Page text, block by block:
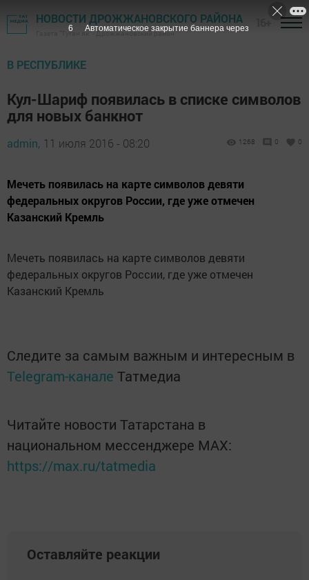
НОВОСТИ ДРОЖЖАНОВСКОГО РАЙОНА
Газета "Туган як" - Дрожжановский район
В РЕСПУБЛИКЕ
Кул-Шариф появилась в списке символов
для новых банкнот
admin, 11 июля 2016 - 08:20 1268 0 0
Мечеть появилась на карте символов девяти
федеральных округов России, где уже отмечен
Казанский Кремль
Мечеть появилась на карте символов девяти
федеральных округов России, где уже отмечен
Казанский Кремль
Следите за самым важным и интересным в
Telegram-канале Татмедиа
Читайте новости Татарстана в
национальном мессенджере MАХ:
https://max.ru/tatmedia
Оставляйте реакции
5 Автоматическое закрытие баннера через